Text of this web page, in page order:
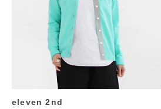
eleven 2nd